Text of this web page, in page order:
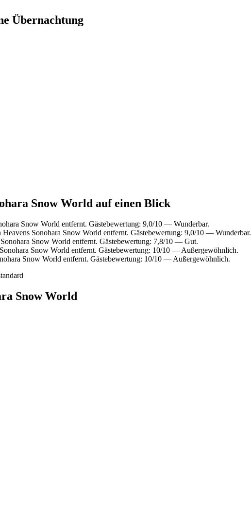
Übernachtung
Snow World auf einen Blick
Snow World entfernt. Gästebewertung: 9,0/10 — Wunderbar.
Sonohara Snow World entfernt. Gästebewertung: 9,0/10 — Wunderbar.
Snow World entfernt. Gästebewertung: 7,8/10 — Gut.
Snow World entfernt. Gästebewertung: 10/10 — Außergewöhnlich.
Snow World entfernt. Gästebewertung: 10/10 — Außergewöhnlich.
Snow World